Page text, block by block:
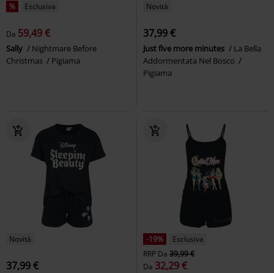
% Esclusiva
Da 59,49 €
Sally
Nightmare Before
Christmas
Pigiama
Novità
37,99 €
Just five more minutes
La Bella
Addormentata Nel Bosco
Pigiama
Novità
37,99 €
-19%
Esclusiva
RRP Da 39,99 €
Da 32,29 €